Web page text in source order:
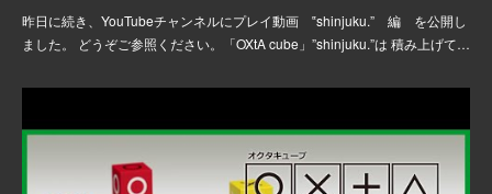
昨日に続き、YouTubeチャンネルにプレイ動画 ‟shinjuku.” 編 を公開し
ました。 どうぞご参照ください。「OXtA cube」”shinjuku.”は ​​​​​​積み上げて…